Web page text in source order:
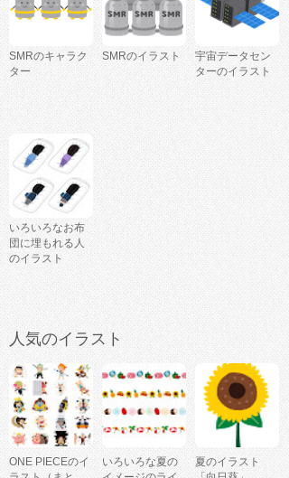
SMRのキャラク
ター
SMRのイラスト
宇宙データセン
ターのイラスト
いろいろなお布
団に埋もれる人
のイラスト
人気のイラスト
ONE PIECEのイ
いろいろな夏の
夏のイラスト